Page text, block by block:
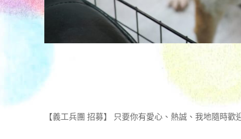
【義工兵團 招募】 只要你有愛心、熱誠、我地隨時